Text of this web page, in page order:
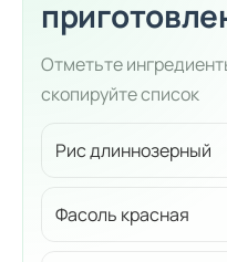
Отметьте
скопируйте список
Рис длиннозерный
Фасоль красная